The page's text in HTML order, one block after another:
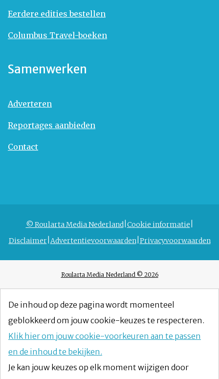
Eerdere edities bestellen
Columbus Travel-boeken
Samenwerken
Adverteren
Reportages aanbieden
Contact
© Roularta Media Nederland Cookie informatie
Disclaimer Advertentievoorwaarden Privacyvoorwaarden
Roularta Media Nederland © 2026
De inhoud op deze pagina wordt momenteel
geblokkeerd om jouw cookie-keuzes te respecteren.
Klik hier om jouw cookie-voorkeuren aan te passen
en de inhoud te bekijken.
Je kan jouw keuzes op elk moment wijzigen door